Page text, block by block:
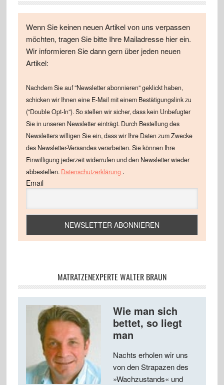
Wenn Sie keinen neuen Artikel von uns verpassen
möchten, tragen Sie bitte Ihre Mailadresse hier ein.
Wir informieren Sie dann gern über jeden neuen
Artikel:
Nachdem Sie auf "Newsletter abonnieren" geklickt haben,
schicken wir Ihnen eine E-Mail mit einem Bestätigungslink zu
("Double Opt-In"). So stellen wir sicher, dass kein Unbefugter
Sie in unseren Newsletter einträgt. Durch Bestellung des
Newsletters willigen Sie ein, dass wir Ihre Daten zum Zwecke
des Newsletter-Versandes verarbeiten. Sie können Ihre
Einwilligung jederzeit widerrufen und den Newsletter wieder
abbestellen. Datenschutzerklärung .
Email
MATRATZENEXPERTE WALTER BRAUN
Wie man sich
bettet, so liegt
man
Nachts erholen wir uns
von den Strapazen des
»Wachzustands« und